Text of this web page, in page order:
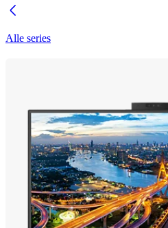
Alle series